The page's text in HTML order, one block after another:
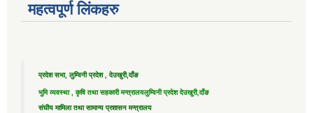
महत्वपूर्ण लिंकहरु
प्रदेश सभा, लुम्विनी प्रदेश , देउखुरी,दाँङ
भुमि व्यवस्था , कृषि तथा सहकारी मन्त्रालयलुम्विनी प्रदेश देउखुरी,दाँङ
संघीय मामिला तथा सामान्य प्रशासन मन्त्रालय